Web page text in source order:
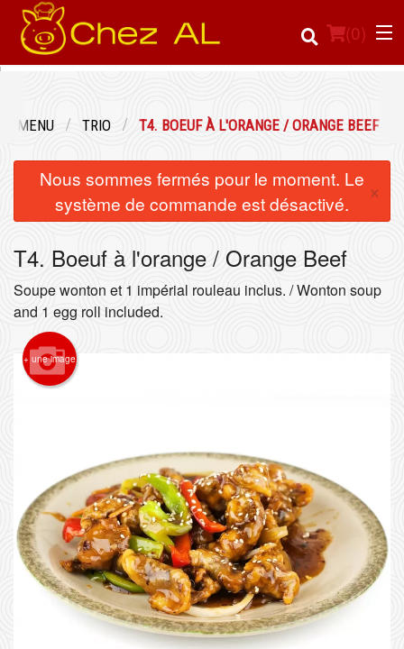
(0)
Emplacement
Connection
Inscription
Panier (0)
MENU TRIO T4. BOEUF À L'ORANGE / ORANGE BEEF
Nous sommes fermés pour le moment. Le
système de commande est désactivé.
×
T4. Boeuf à l'orange / Orange Beef
Soupe wonton et 1 impérial rouleau inclus. / Wonton soup
and 1 egg roll included.
+ une image